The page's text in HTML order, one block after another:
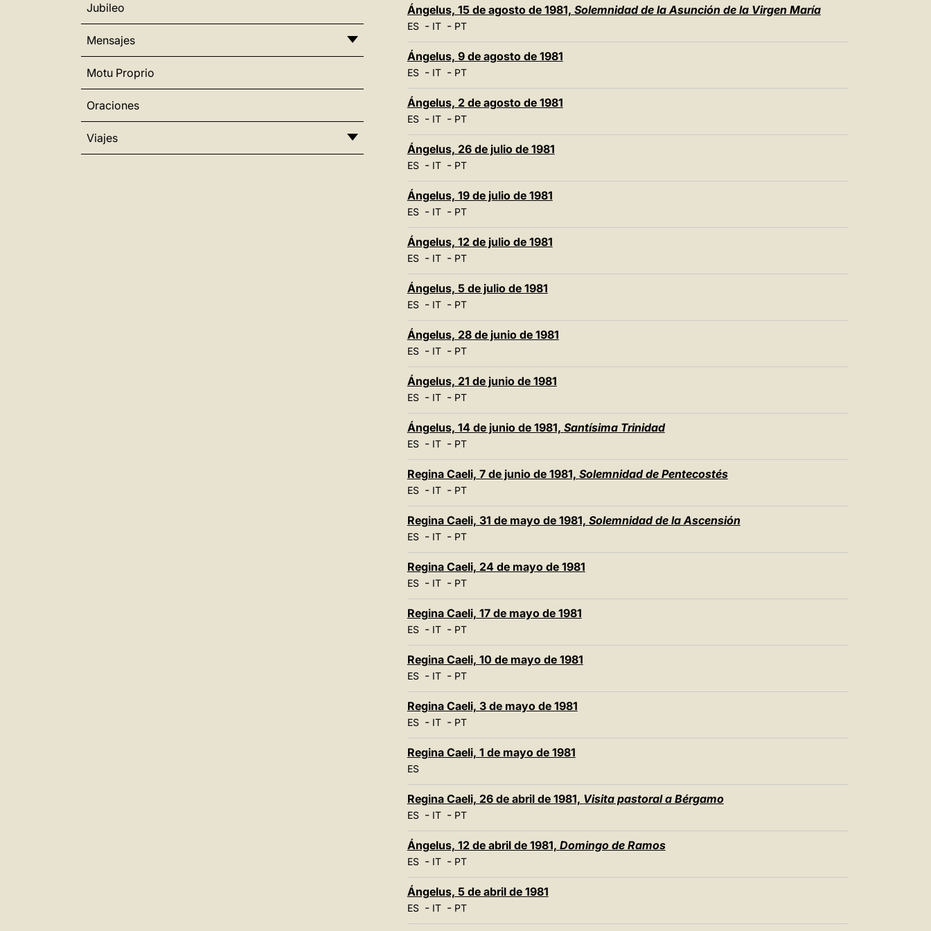
Jubileo
Mensajes
Motu Proprio
Oraciones
Viajes
Ángelus, 15 de agosto de 1981, Solemnidad de la Asunción de la Virgen María
ES- IT- PT
Ángelus, 9 de agosto de 1981
ES- IT- PT
Ángelus, 2 de agosto de 1981
ES- IT- PT
Ángelus, 26 de julio de 1981
ES- IT- PT
Ángelus, 19 de julio de 1981
ES- IT- PT
Ángelus, 12 de julio de 1981
ES- IT- PT
Ángelus, 5 de julio de 1981
ES- IT- PT
Ángelus, 28 de junio de 1981
ES- IT- PT
Ángelus, 21 de junio de 1981
ES- IT- PT
Ángelus, 14 de junio de 1981, Santísima Trinidad
ES- IT- PT
Regina Caeli, 7 de junio de 1981, Solemnidad de Pentecostés
ES- IT- PT
Regina Caeli, 31 de mayo de 1981, Solemnidad de la Ascensión
ES- IT- PT
Regina Caeli, 24 de mayo de 1981
ES- IT- PT
Regina Caeli, 17 de mayo de 1981
ES- IT- PT
Regina Caeli, 10 de mayo de 1981
ES- IT- PT
Regina Caeli, 3 de mayo de 1981
ES- IT- PT
Regina Caeli, 1 de mayo de 1981
ES
Regina Caeli, 26 de abril de 1981, Visita pastoral a Bérgamo
ES- IT- PT
Ángelus, 12 de abril de 1981, Domingo de Ramos
ES- IT- PT
Ángelus, 5 de abril de 1981
ES- IT- PT